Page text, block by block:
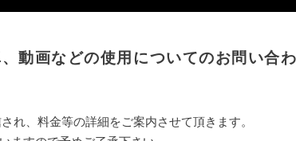
動画などの使用についてのお問い合
れ、料金等の詳細をご案内させて頂きます。